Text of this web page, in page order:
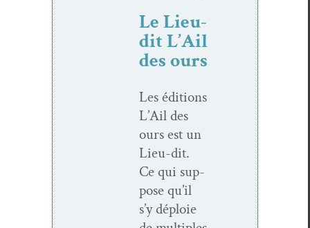
Le Lieu-
dit L’Ail
des ours
Les édi­tions
L’Ail des
ours est un
Lieu-dit.
Ce qui sup­
pose qu’il
s’y déploie